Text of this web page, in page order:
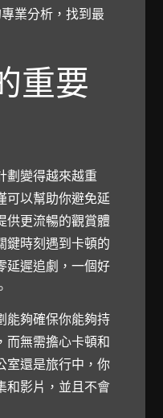
業分析，找到最
重要
劃變得越來越重
可以幫助你避免延
供更流暢的觀賞體
鍵時刻遇到卡頓的
延遲追劇，一個好
能夠確保你能夠持
而無需擔心卡頓和
室還是旅行中，你
和影片，並且不會